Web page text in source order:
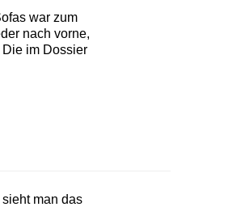
war zum
nach vorne,
im Dossier
man das